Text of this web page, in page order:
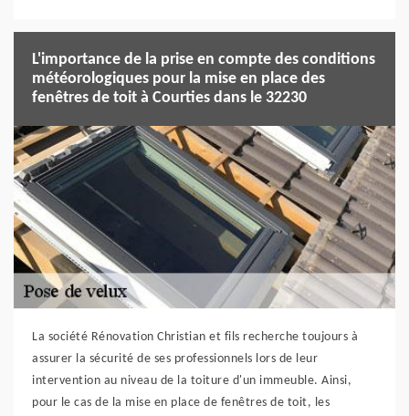
L'importance de la prise en compte des conditions
météorologiques pour la mise en place des
fenêtres de toit à Courties dans le 32230
La société Rénovation Christian et fils recherche toujours à
assurer la sécurité de ses professionnels lors de leur
intervention au niveau de la toiture d'un immeuble. Ainsi,
pour le cas de la mise en place de fenêtres de toit, les